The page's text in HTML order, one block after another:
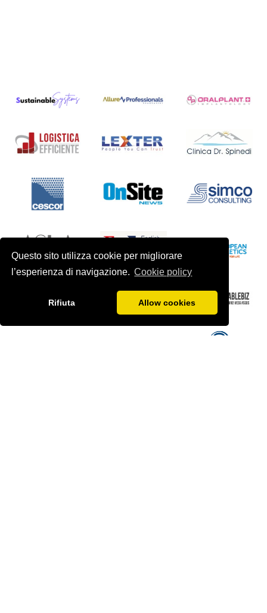
Questo sito utilizza cookie per migliorare
l’esperienza di navigazione. Cookie policy
Rifiuta Allow cookies